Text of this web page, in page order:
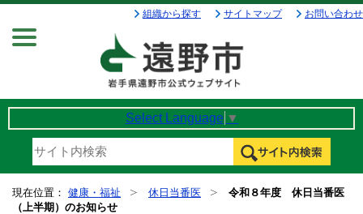
組織から探す サイトマップ お問い合わせ
Select Language ▼
現在位置： 健康・福祉 休日当番医
令和８年度 休日当番医
（上半期）のお知らせ